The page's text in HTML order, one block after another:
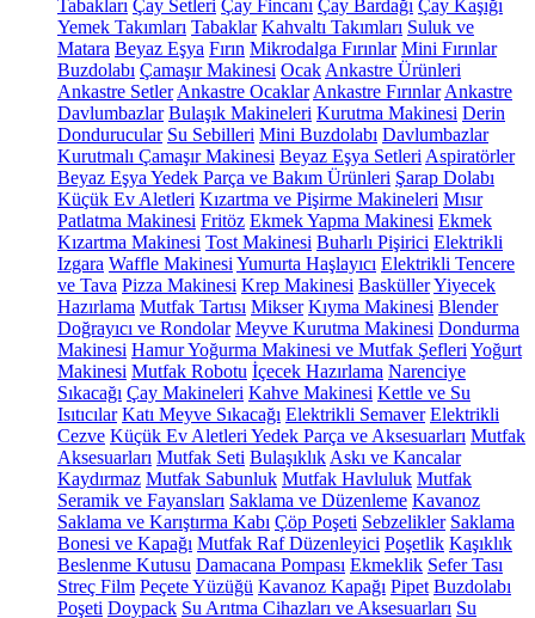
Tabakları Çay Setleri Çay Fincanı Çay Bardağı Çay Kaşığı
Yemek Takımları Tabaklar Kahvaltı Takımları Suluk ve
Matara Beyaz Eşya Fırın Mikrodalga Fırınlar Mini Fırınlar
Buzdolabı Çamaşır Makinesi Ocak Ankastre Ürünleri
Ankastre Setler Ankastre Ocaklar Ankastre Fırınlar Ankastre
Davlumbazlar Bulaşık Makineleri Kurutma Makinesi Derin
Dondurucular Su Sebilleri Mini Buzdolabı Davlumbazlar
Kurutmalı Çamaşır Makinesi Beyaz Eşya Setleri Aspiratörler
Beyaz Eşya Yedek Parça ve Bakım Ürünleri Şarap Dolabı
Küçük Ev Aletleri Kızartma ve Pişirme Makineleri Mısır
Patlatma Makinesi Fritöz Ekmek Yapma Makinesi Ekmek
Kızartma Makinesi Tost Makinesi Buharlı Pişirici Elektrikli
Izgara Waffle Makinesi Yumurta Haşlayıcı Elektrikli Tencere
ve Tava Pizza Makinesi Krep Makinesi BasküllerYiyecek
Hazırlama Mutfak Tartısı Mikser Kıyma Makinesi Blender
Doğrayıcı ve Rondolar Meyve Kurutma Makinesi Dondurma
Makinesi Hamur Yoğurma Makinesi ve Mutfak Şefleri Yoğurt
Makinesi Mutfak Robotu İçecek Hazırlama Narenciye
Sıkacağı Çay Makineleri Kahve Makinesi Kettle ve Su
Isıtıcılar Katı Meyve Sıkacağı Elektrikli Semaver Elektrikli
Cezve Küçük Ev Aletleri Yedek Parça ve Aksesuarları Mutfak
Aksesuarları Mutfak Seti Bulaşıklık Askı ve Kancalar
Kaydırmaz Mutfak Sabunluk Mutfak Havluluk Mutfak
Seramik ve Fayansları Saklama ve Düzenleme Kavanoz
Saklama ve Karıştırma Kabı Çöp Poşeti Sebzelikler Saklama
Bonesi ve Kapağı Mutfak Raf Düzenleyici Poşetlik Kaşıklık
Beslenme Kutusu Damacana Pompası Ekmeklik Sefer Tası
Streç Film Peçete Yüzüğü Kavanoz Kapağı Pipet Buzdolabı
Poşeti Doypack Su Arıtma Cihazları ve Aksesuarları Su